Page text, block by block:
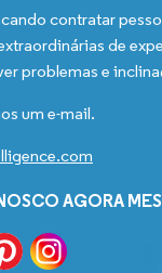
contratar
de
problemas e
um e-mail.
AGORA